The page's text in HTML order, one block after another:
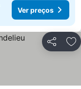
Ver preços
Partilhar